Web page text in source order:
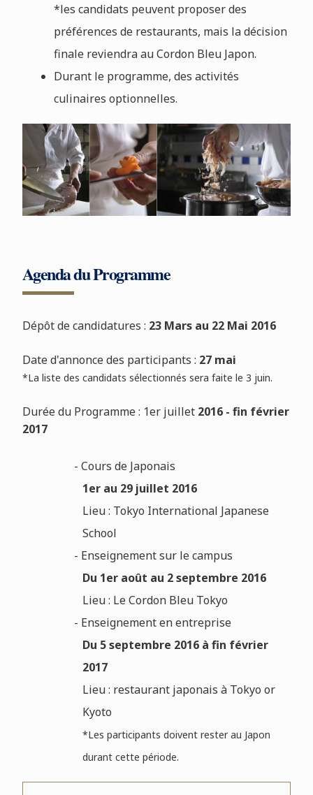
*les candidats peuvent proposer des
préférences de restaurants, mais la décision
finale reviendra au Cordon Bleu Japon.
Durant le programme, des activités
culinaires optionnelles.
Agenda du Programme
Dépôt de candidatures : 23 Mars au 22 Mai 2016
Date d'annonce des participants : 27 mai
*La liste des candidats sélectionnés sera faite le 3 juin.
Durée du Programme : 1er juillet2016 - fin février
2017
- Cours de Japonais
1er au 29 juillet 2016
Lieu : Tokyo International Japanese
School
- Enseignement sur le campus
Du 1er août au 2 septembre 2016
Lieu : Le Cordon Bleu Tokyo
- Enseignement en entreprise
Du 5 septembre 2016 à fin février
2017
Lieu : restaurant japonais à Tokyo or
Kyoto
*Les participants doivent rester au Japon
durant cette période.